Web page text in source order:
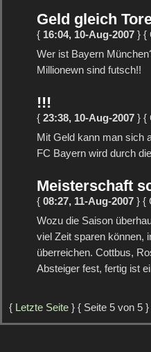
Geld gleich
{ 16:04, 10-Aug-2007 } {
Wer ist Bayern
Millionewn sind futsch!!
!!!
{ 23:38, 10-Aug-2007 } {
Mit Geld kann man sich
FC Bayern wird durch
Meisterschaft
{ 08:27, 11-Aug-2007 } {
Wozu die Saison
viel Zeit sparen können,
überreichen. Cottbus,
Absteiger fest, fertig ist
{ Letzte Seite } { Seite 5 von 5